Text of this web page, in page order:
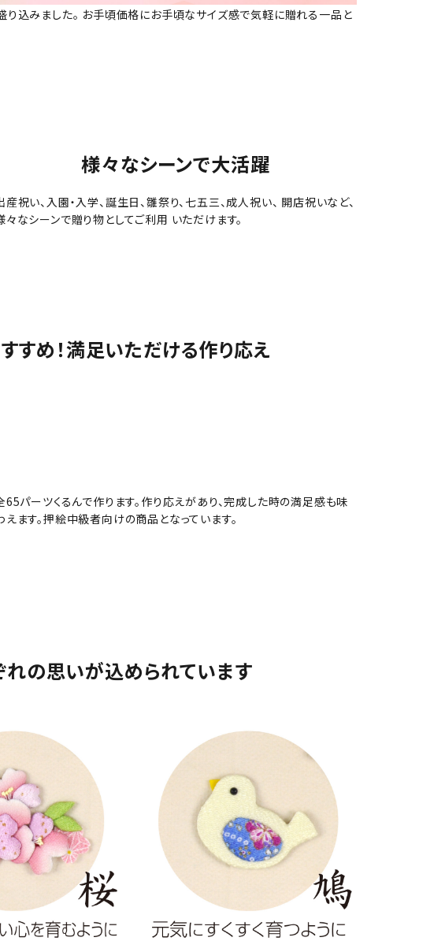
込みました。 お手頃価格にお手頃なサイズ感で気軽に贈れる一品と
様々なシーンで大活躍
産祝い、入園・入学、誕生日、雛祭り、七五三、成人祝い、 開店祝いなど、
々なシーンで贈り物としてご利用 いただけます。
すめ！満足いただける作り応え
65パーツくるんで作ります。作り応えがあり、完成した時の満足感も味
えます。押絵中級者向けの商品となっています。
れの思いが込められています